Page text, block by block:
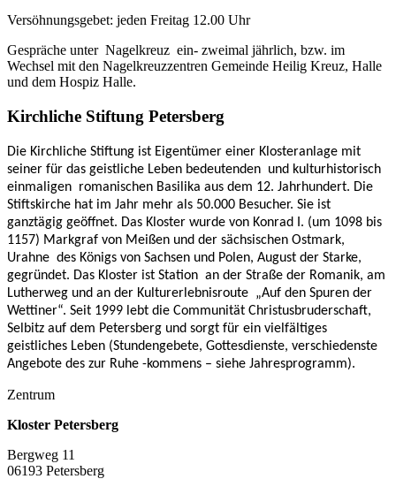
Versöhnungsgebet: jeden Freitag 12.00 Uhr
Gespräche unter Nagelkreuz ein- zweimal jährlich, bzw. im
Wechsel mit den Nagelkreuzzentren Gemeinde Heilig Kreuz, Halle
und dem Hospiz Halle.
Kirchliche Stiftung Petersberg
Die Kirchliche Stiftung ist Eigentümer einer Klosteranlage mit
seiner für das geistliche Leben bedeutenden und kulturhistorisch
einmaligen romanischen Basilika aus dem 12. Jahrhundert. Die
Stiftskirche hat im Jahr mehr als 50.000 Besucher. Sie ist
ganztägig geöffnet. Das Kloster wurde von Konrad I. (um 1098 bis
1157) Markgraf von Meißen und der sächsischen Ostmark,
Urahne des Königs von Sachsen und Polen, August der Starke,
gegründet. Das Kloster ist Station an der Straße der Romanik, am
Lutherweg und an der Kulturerlebnisroute „Auf den Spuren der
Wettiner“. Seit 1999 lebt die Communität Christusbruderschaft,
Selbitz auf dem Petersberg und sorgt für ein vielfältiges
geistliches Leben (Stundengebete, Gottesdienste, verschiedenste
Angebote des zur Ruhe -kommens – siehe Jahresprogramm).
Zentrum
Kloster Petersberg
Bergweg 11
06193 Petersberg